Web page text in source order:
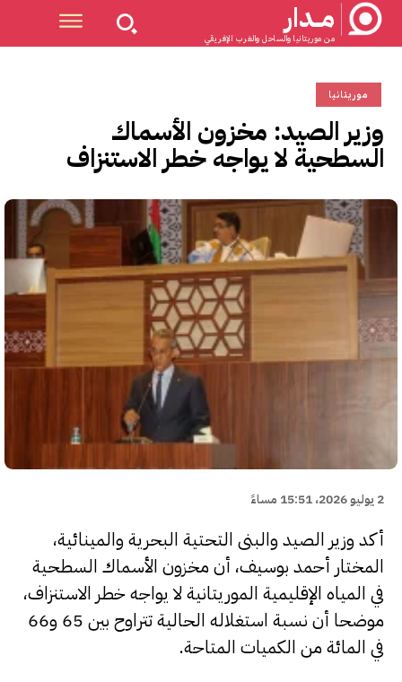
مــدار
من موريتانيا والساحل والغرب الإفريقي
موريتانيا
وزير الصيد: مخزون الأسماك
السطحية لا يواجه خطر الاستنزاف
2 يوليو 2026، 15:51 مساءً
أكد وزير الصيد والبنى التحتية البحرية والمينائية،
المختار أحمد بوسيف، أن مخزون الأسماك السطحية
في المياه الإقليمية الموريتانية لا يواجه خطر الاستنزاف،
موضحا أن نسبة استغلاله الحالية تتراوح بين 65 و66
في المائة من الكميات المتاحة.